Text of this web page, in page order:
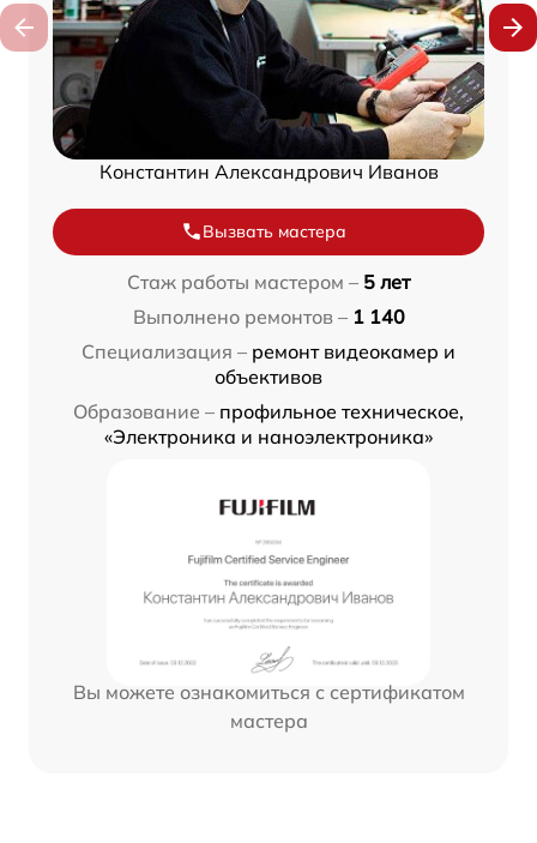
Константин Александрович Иванов
Вызвать мастера
Стаж работы мастером – 5 лет
Выполнено ремонтов – 1 140
Специализация – ремонт видеокамер и
объективов
Образование – профильное техническое,
«Электроника и наноэлектроника»
Вы можете ознакомиться с сертификатом
мастера